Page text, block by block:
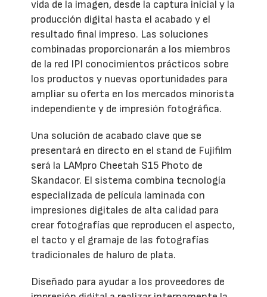
vida de la imagen, desde la captura inicial y la
producción digital hasta el acabado y el
resultado final impreso. Las soluciones
combinadas proporcionarán a los miembros
de la red IPI conocimientos prácticos sobre
los productos y nuevas oportunidades para
ampliar su oferta en los mercados minorista
independiente y de impresión fotográfica.
Una solución de acabado clave que se
presentará en directo en el stand de Fujifilm
será la LAMpro Cheetah S15 Photo de
Skandacor. El sistema combina tecnología
especializada de película laminada con
impresiones digitales de alta calidad para
crear fotografías que reproducen el aspecto,
el tacto y el gramaje de las fotografías
tradicionales de haluro de plata.
Diseñado para ayudar a los proveedores de